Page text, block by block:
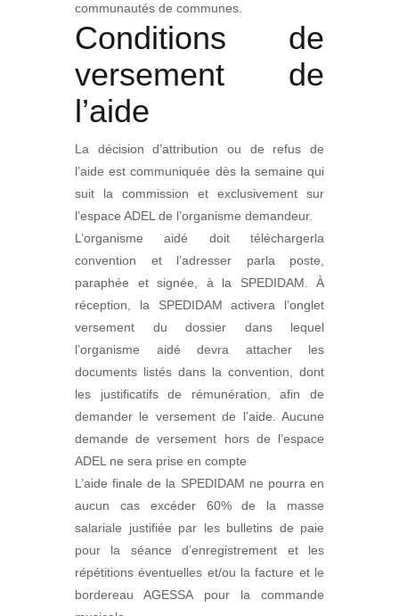
communautés de communes.
Conditions de
versement de
l’aide
La décision d’attribution ou de refus de
l’aide est communiquée dès la semaine qui
suit la commission et exclusivement sur
l’espace ADEL de l’organisme demandeur.
L’organisme aidé doit téléchargerla
convention et l’adresser parla poste,
paraphée et signée, à la SPEDIDAM. À
réception, la SPEDIDAM activera l’onglet
versement du dossier dans lequel
l’organisme aidé devra attacher les
documents listés dans la convention, dont
les justificatifs de rémunération, afin de
demander le versement de l’aide. Aucune
demande de versement hors de l’espace
ADEL ne sera prise en compte
L’aide finale de la SPEDIDAM ne pourra en
aucun cas excéder 60% de la masse
salariale justifiée par les bulletins de paie
pour la séance d’enregistrement et les
répétitions éventuelles et/ou la facture et le
bordereau AGESSA pour la commande